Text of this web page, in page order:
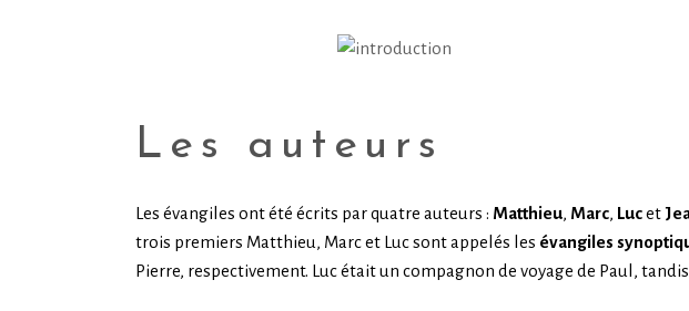
Les auteurs
Les évangiles ont été écrits par quatre auteurs : Matthieu, Marc, Lucet
trois premiers Matthieu, Marc et Luc sont appelés les évangiles
Pierre, respectivement. Luc était un compagnon de voyage de Paul,